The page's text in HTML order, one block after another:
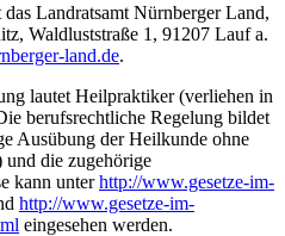
Landratsamt Nürnberger Land,
Waldluststraße 1, 91207 Lauf a.
land.de.
lautet Heilpraktiker (verliehen in
berufsrechtliche Regelung bildet
Ausübung der Heilkunde ohne
die zugehörige
kann unterhttp://www.gesetze-im-
http://www.gesetze-im-
eingesehen werden.